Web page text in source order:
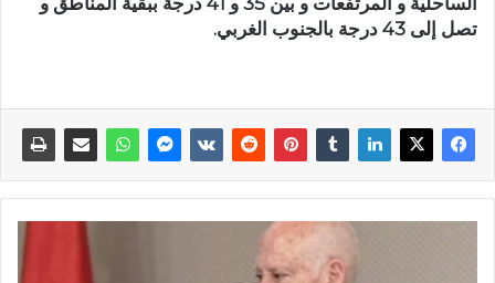
تصل إلى 43 درجة بالجنوب الغربي.